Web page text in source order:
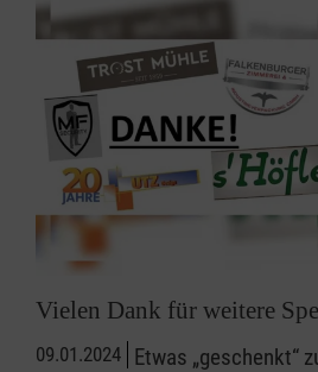
Vielen Dank für weitere
09.01.2024 Etwas „geschenkt“